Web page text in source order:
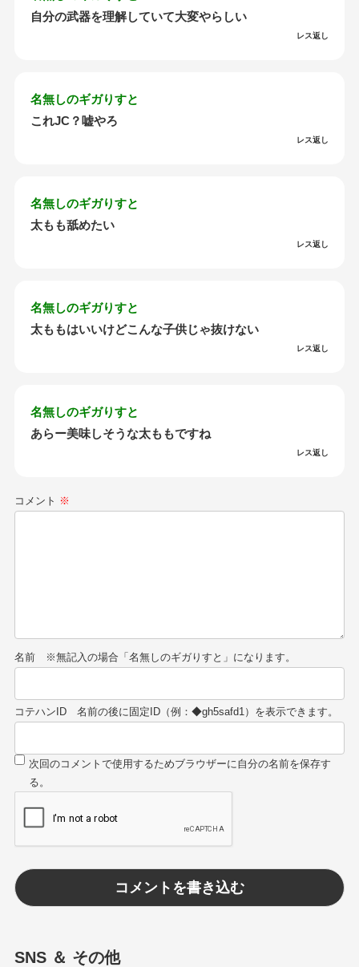
自分の武器を理解していて大変やらしい
レス返し
名無しのギガりすと
これJC？嘘やろ
レス返し
名無しのギガりすと
太もも舐めたい
レス返し
名無しのギガりすと
太ももはいいけどこんな子供じゃ抜けない
レス返し
名無しのギガりすと
あらー美味しそうな太ももですね
レス返し
コメント ※
名前
コテハンID
SNS ＆ その他